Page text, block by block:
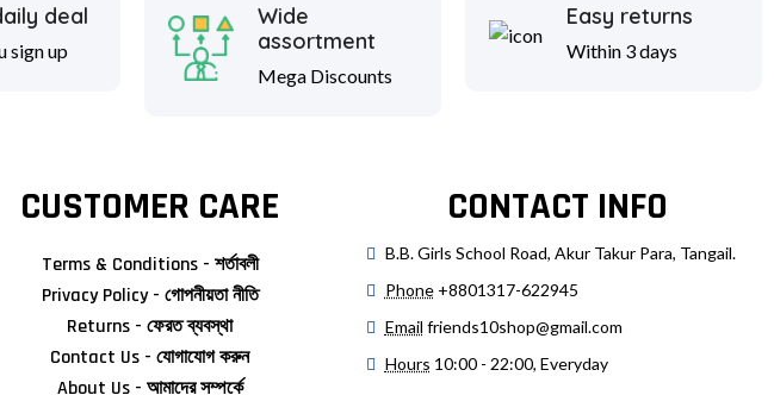
deal
sign up
Wide
assortment
Mega Discounts
Easy returns
Within 3 days
CUSTOMER CARE
Terms & Conditions - শর্তাবলী
Privacy Policy - গোপনীয়তা নীতি
Returns - ফেরত ব্যবস্থা
Contact Us - যোগাযোগ করুন
About Us - আমাদের সম্পর্কে
CONTACT INFO
B.B. Girls School Road, Akur Takur Para, Tangail.
Phone +8801317-622945
Email friends10shop@gmail.com
Hours 10:00 - 22:00, Everyday